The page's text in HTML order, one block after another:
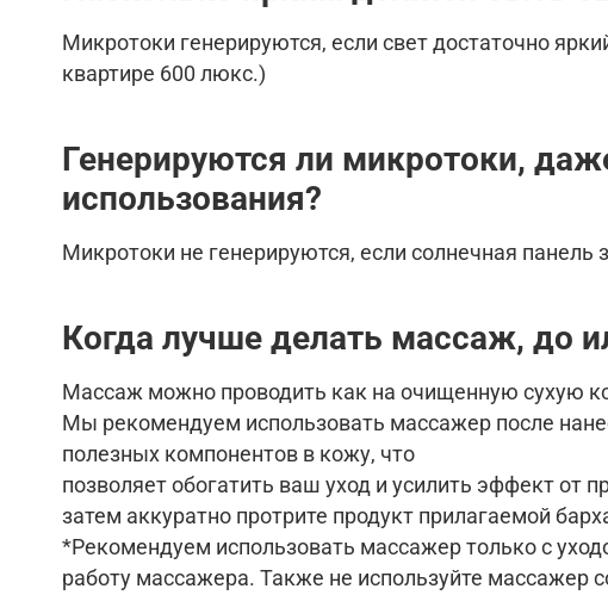
Микротоки генерируются, если свет достаточно
квартире 600 люкс.)
Генерируются ли микротоки,
использования?
Микротоки не генерируются, если солнечная
Когда лучше делать массаж, до
Массаж можно проводить как на очищенную сухую
Мы рекомендуем использовать массажер после
полезных компонентов в кожу, что
позволяет обогатить ваш уход и усилить эффект от
затем аккуратно протрите продукт прилагаемой
*Рекомендуем использовать массажер только с
работу массажера. Также не используйте массажер